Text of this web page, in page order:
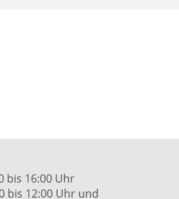
16:00 Uhr
12:00 Uhr und